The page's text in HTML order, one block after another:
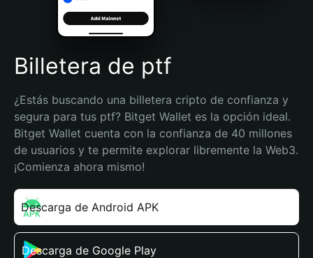
Português (Brasil)
Español (Argentina)
Billetera de ptf
¿Estás buscando una billetera cripto de confianza y
segura para tus ptf? Bitget Wallet es la opción ideal.
Bitget Wallet cuenta con la confianza de 40 millones
de usuarios y te permite explorar libremente la Web3.
¡Comienza ahora mismo!
Descarga de Android APK
Descarga de Google Play